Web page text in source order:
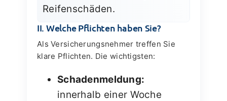
Reifenschäden.
II. Welche Pflichten haben Sie?
Als Versicherungsnehmer treffen Sie
klare Pflichten. Die wichtigsten:
Schadenmeldung:
innerhalb einer Woche